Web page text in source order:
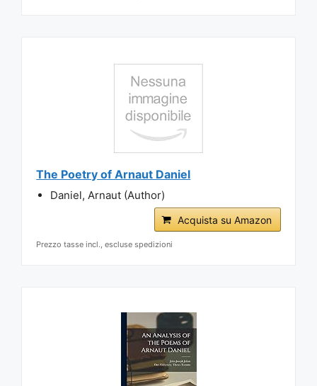
The Poetry of Arnaut Daniel
Daniel, Arnaut (Author)
Acquista su Amazon
Prezzo tasse incl., escluse spedizioni